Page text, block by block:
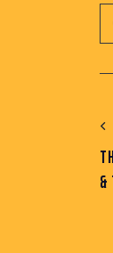
&